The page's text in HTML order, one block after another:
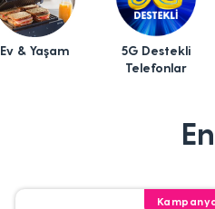
Ev & Yaşam
5G Destekli
Telefonlar